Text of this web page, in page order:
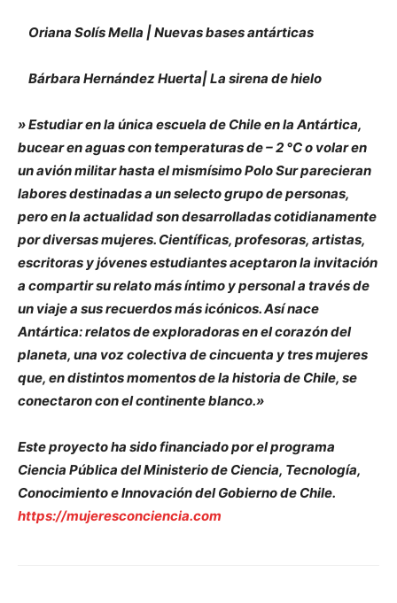
Oriana Solís Mella | Nuevas bases antárticas
Bárbara Hernández Huerta| La sirena de hielo
» Estudiar en la única escuela de Chile en la Antártica,
bucear en aguas con temperaturas de – 2 °C o volar en
un avión militar hasta el mismísimo Polo Sur parecieran
labores destinadas a un selecto grupo de personas,
pero en la actualidad son desarrolladas cotidianamente
por diversas mujeres. Científicas, profesoras, artistas,
escritoras y jóvenes estudiantes aceptaron la invitación
a compartir su relato más íntimo y personal a través de
un viaje a sus recuerdos más icónicos. Así nace
Antártica: relatos de exploradoras en el corazón del
planeta, una voz colectiva de cincuenta y tres mujeres
que, en distintos momentos de la historia de Chile, se
conectaron con el continente blanco.»
Este proyecto ha sido financiado por el programa
Ciencia Pública del Ministerio de Ciencia, Tecnología,
Conocimiento e Innovación del Gobierno de Chile.
https://mujeresconciencia.com